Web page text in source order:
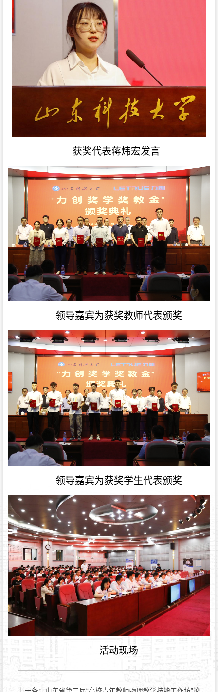
获奖代表蒋炜宏发言
领导嘉宾为获奖教师代表颁奖
领导嘉宾为获奖学生代表颁奖
活动现场